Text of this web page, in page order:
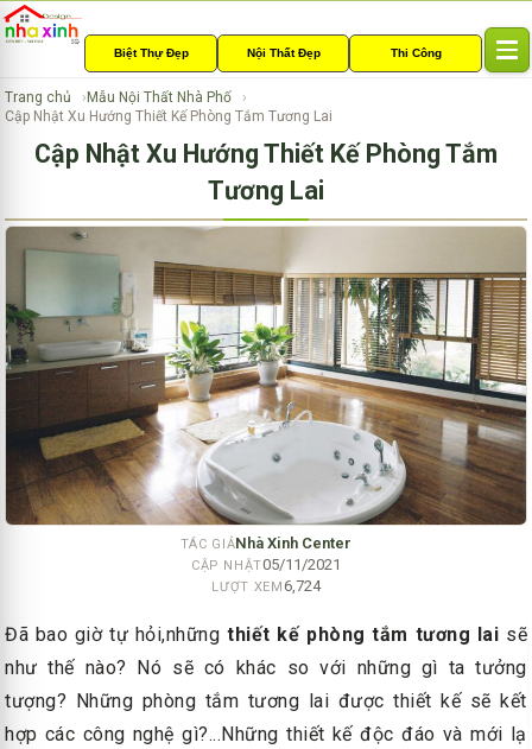
Biệt Thự Đẹp Nội Thất Đẹp Thi Công
l
a
i
g
a
t
i
o
n
Trang chủ
Mẫu Nội Thất Nhà Phố
Cập Nhật Xu Hướng Thiết Kế Phòng Tắm Tương Lai
Cập Nhật Xu Hướng Thiết Kế Phòng Tắm
Tương Lai
TÁC GIẢNhà Xinh Center
CẬP NHẬT05/11/2021
LƯỢT XEM6,724
Đã bao giờ tự hỏi,nhữngthiết kế phòng tắm tương lai sẽ
như thế nào? Nó sẽ có khác so với những gì ta tưởng
tượng? Những phòng tắm tương lai được thiết kế sẽ kết
hợp các công nghệ gì?...Những thiết kế độc đáo và mới lạ